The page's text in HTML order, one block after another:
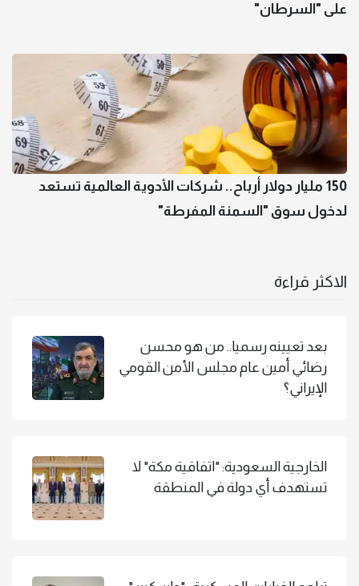
على "السرطان"
150 مليار دولار أرباح.. شركات الأدوية العالمية تستعد
لدخول سوق "السمنة المفرطة"
الاكثر قراءة
بعد تعيينه رسميا.. من هو محسن
رضائي أمين عام مجلس الأمن القومي
الإيراني؟
الخارجية السعودية: "اتفاقية مكة" لا
تستهدف أي دولة في المنطقة